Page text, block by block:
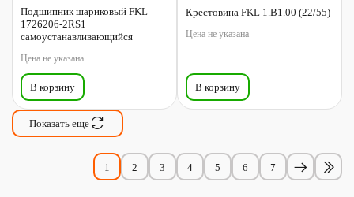
Подшипник шариковый FKL
1726206-2RS1
самоустанавливающийся
Цена не указана
В корзину
Крестовина FKL 1.B1.00 (22/55)
Цена не указана
В корзину
Показать еще
1 2 3 4 5 6 7